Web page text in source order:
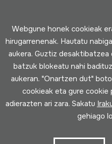
Erabilpen baldintzak
Webgune honek cookieak
hirugarrenenak. Hautatu
aukera. Guztiz desaktibatzea
batzuk blokeatu nahi
aukeran. "Onartzen dut"
cookieak eta gure cookie
adierazten ari zara. Sakatu
gehiago